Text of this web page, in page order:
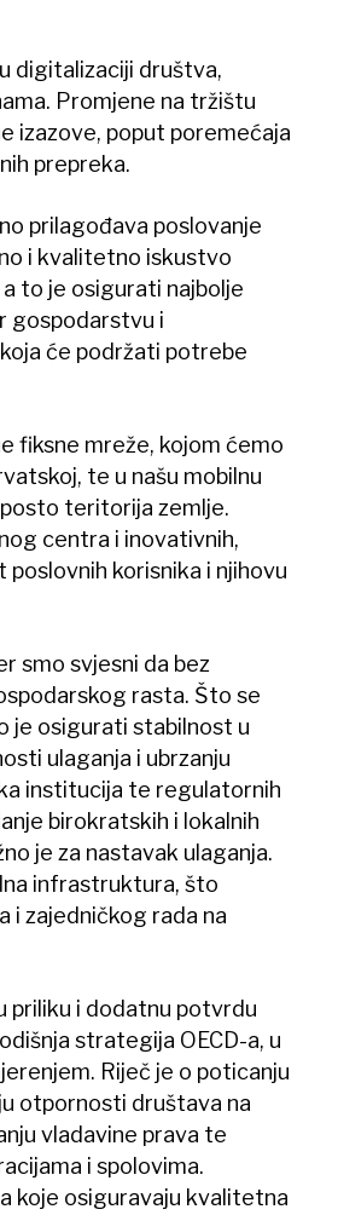
digitalizaciji društva,
Promjene na tržištu
izazove, poput poremećaja
prepreka.
prilagođava poslovanje
i kvalitetno iskustvo
to je osigurati najbolje
gospodarstvu i
će podržati potrebe
fiksne mreže, kojom ćemo
te u našu mobilnu
teritorija zemlje.
centra i inovativnih,
korisnika i njihovu
smo svjesni da bez
rasta. Što se
je osigurati stabilnost u
ulaganja i ubrzanju
institucija te regulatornih
birokratskih i lokalnih
je za nastavak ulaganja.
infrastruktura, što
zajedničkog rada na
priliku i dodatnu potvrdu
strategija OECD-a, u
Riječ je o poticanju
otpornosti društava na
vladavine prava te
i spolovima.
koje osiguravaju kvalitetna